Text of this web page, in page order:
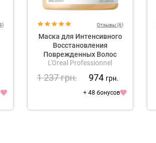
Отзывы (6)
Маска для Интенсивного
Восстановления
Поврежденных Волос
L'oreal Professionnel Serie
Quinoa + Protein Mask
L'Oreal Professionnel
1 237грн. 974 грн.
+ 48 бонусов